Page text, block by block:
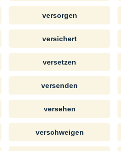
versorgen
versichert
versetzen
versenden
versehen
verschweigen